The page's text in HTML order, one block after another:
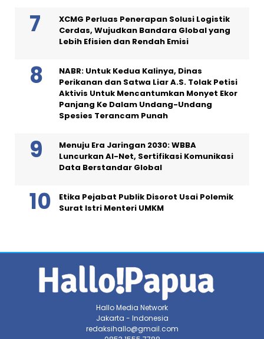
XCMG Perluas Penerapan Solusi Logistik
Cerdas, Wujudkan Bandara Global yang
Lebih Efisien dan Rendah Emisi
NABR: Untuk Kedua Kalinya, Dinas
Perikanan dan Satwa Liar A.S. Tolak Petisi
Aktivis Untuk Mencantumkan Monyet Ekor
Panjang Ke Dalam Undang-Undang
Spesies Terancam Punah
Menuju Era Jaringan 2030: WBBA
Luncurkan AI-Net, Sertifikasi Komunikasi
Data Berstandar Global
Etika Pejabat Publik Disorot Usai Polemik
Surat Istri Menteri UMKM
Hallo Media Network
Jakarta - Indonesia
redaksihallo@gmail.com